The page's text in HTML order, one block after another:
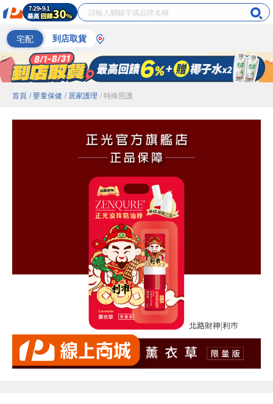
宅配 到店取貨
首頁 / 嬰童保健 / 居家護理 / 特殊照護